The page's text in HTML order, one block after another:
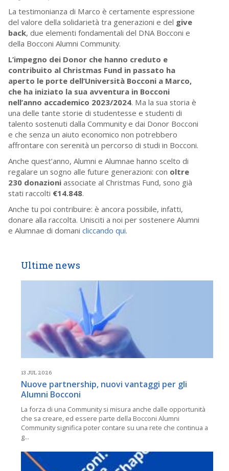
La testimonianza di Marco è certamente espressione
del valore della solidarietà tra generazioni e del give
back, due elementi fondamentali del DNA Bocconi e
della Bocconi Alumni Community.
L’impegno dei Donor che hanno creduto e
contribuito al Christmas Fund in passato ha
aperto le porte dell’Università Bocconi a Marco,
che ha iniziato la sua avventura in Bocconi
nell’anno accademico 2023/2024. Ma la sua storia è
una delle tante storie di studentesse e studenti di
talento sostenuti dalla Community e dai Donor Bocconi
e che senza un aiuto economico non potrebbero
affrontare con serenità un percorso di studi in Bocconi.
Anche quest’anno, Alumni e Alumnae hanno scelto di
regalare un sogno alle future generazioni: con oltre
230 donazioniassociate al Christmas Fund, sono già
stati raccolti €14.848.
Anche tu poi contribuire: è ancora possibile, infatti,
donare alla raccolta. Unisciti a noi per sostenere Alumni
e Alumnae di domani cliccando qui.
Ultime news
13 JUL 2026
Nuove partnership, nuovi vantaggi per gli
Alumni Bocconi
La forza di una Community si misura anche dalle opportunità
che sa creare, ed essere parte della Bocconi Alumni
Community significa poter contare su una rete che continua a
g...